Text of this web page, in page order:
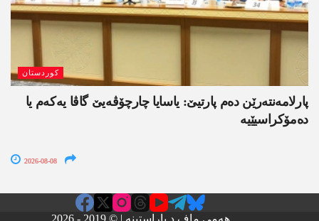
کوردستان
پارلامەنتەرێن دەم پارتیێ: یاسایا چارچۆڤەیێ گاڤا یەکەم یا
دەمۆکراسیێیە
2026-08-08